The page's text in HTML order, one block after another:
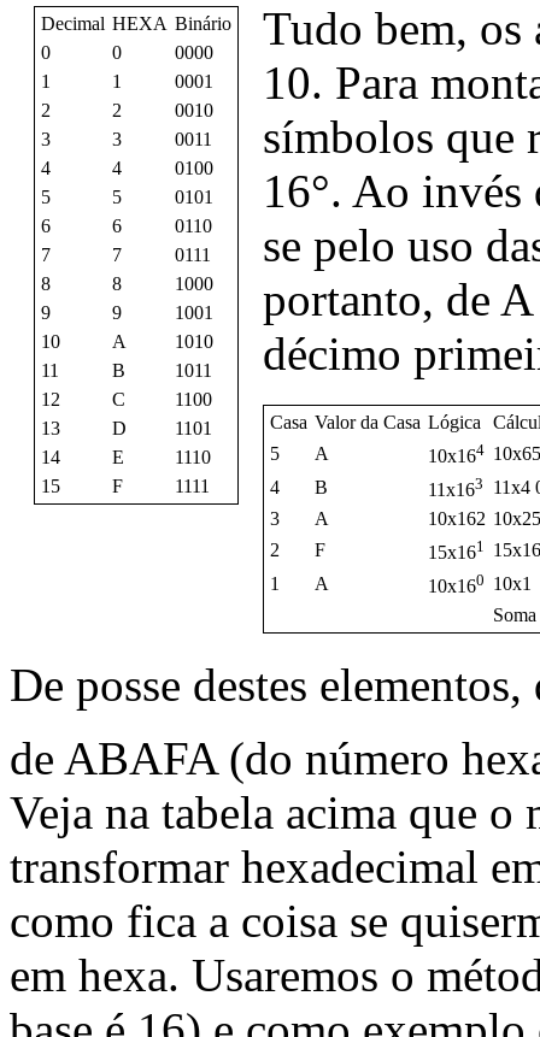
Decimal HEXA Binário
0
0
0000
1
1
0001
2
2
0010
3
3
0011
4
4
0100
5
5
0101
6
6
0110
7
7
0111
8
8
1000
9
9
1001
10
A
1010
11
B
1011
12
C
1100
13
D
1101
14
E
1110
15
F 1111
Tudo bem, os
10. Para
símbolos que
16°. Ao
se pelo uso
portanto, de
décimo
Casa Valor da Casa Lógica
5
A 10x164
4
B 11x163
11x4
3
A 10x162
2
F 15x161
15x16
1
A 10x160 10x1
Soma
De posse destes
de ABAFA (do número
Veja na tabela acima que o
transformar hexadecimal
como fica a coisa se
em hexa. Usaremos o